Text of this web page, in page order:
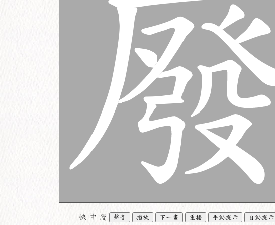
快 中 慢 聲音 播放 下一畫 重播 手動提示 自動提示